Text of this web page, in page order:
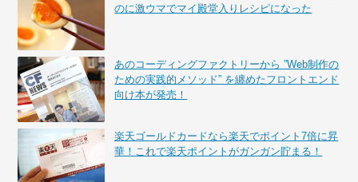
のに激ウマでマイ殿堂入りレシピになった
あのコーディングファクトリーから ”Web制作の
ための実践的メソッド” を纏めたフロントエンド
向け本が発売！
楽天ゴールドカードなら楽天でポイント7倍に昇
華！これで楽天ポイントがガンガン貯まる！